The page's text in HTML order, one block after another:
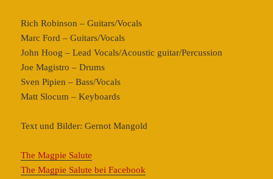
Rich Robinson – Guitars/Vocals
Marc Ford – Guitars/Vocals
John Hoog – Lead Vocals/Acoustic guitar/Percussion
Joe Magistro – Drums
Sven Pipien – Bass/Vocals
Matt Slocum – Keyboards
Text und Bilder: Gernot Mangold
The Magpie Salute
The Magpie Salute bei Facebook